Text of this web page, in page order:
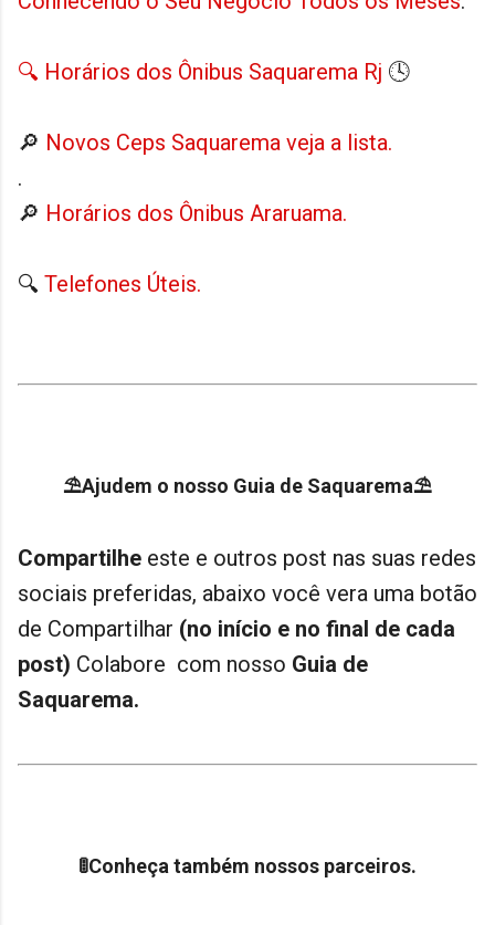
🔍 Horários dos Ônibus Saquarema Rj 🕓
🔎 Novos Ceps Saquarema veja a lista.
.
🔎 Horários dos Ônibus Araruama.
🔍 Telefones Úteis.
⛱Ajudem o nosso Guia de Saquarema⛱
Compartilhe este e outros post nas suas redes
sociais preferidas, abaixo você vera uma botão
de Compartilhar (no início e no final de cada
post) Colabore com nosso Guia de
Saquarema.
🚦Conheça também nossos parceiros.